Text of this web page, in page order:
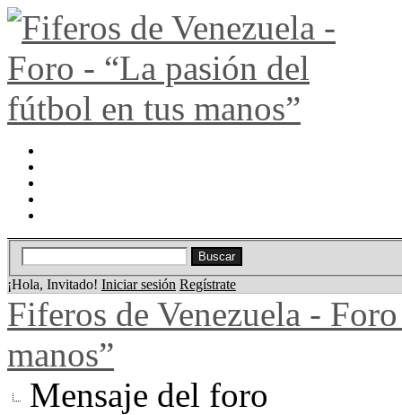
¡Hola, Invitado! Iniciar sesión Regístrate
Fiferos de Venezuela -
manos”
Mensaje del foro